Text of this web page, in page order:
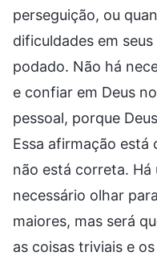
perseguição, ou
dificuldades em
podado. Não há
e confiar em Deus
pessoal, porque
Essa afirmação
não está correta. Há
necessário olhar
maiores, mas será
as coisas triviais e